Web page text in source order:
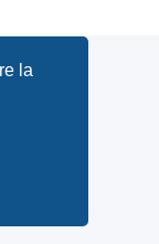
la